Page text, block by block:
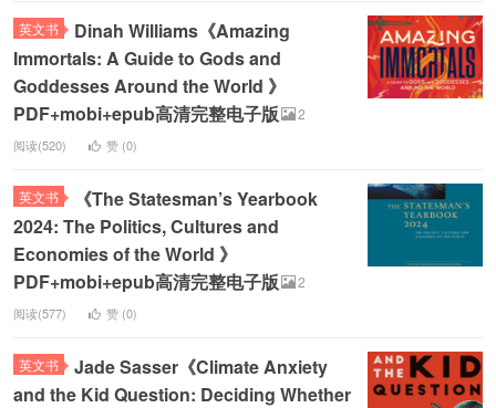
英文书
Dinah Williams《Amazing
Immortals: A Guide to Gods and
Goddesses Around the World 》
PDF+mobi+epub高清完整电子版
2
阅读(520) 赞 (0)
英文书
《The Statesman’s Yearbook
2024: The Politics, Cultures and
Economies of the World 》
PDF+mobi+epub高清完整电子版
2
阅读(577) 赞 (0)
英文书
Jade Sasser《Climate Anxiety
and the Kid Question: Deciding Whether